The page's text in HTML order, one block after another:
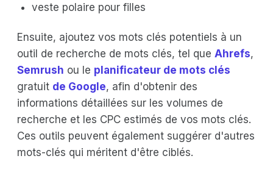
veste polaire pour filles
Ensuite, ajoutez vos mots clés potentiels à un
outil de recherche de mots clés, tel que Ahrefs,
Semrush ou le planificateur de mots clés
gratuit de Google, afin d'obtenir des
informations détaillées sur les volumes de
recherche et les CPC estimés de vos mots clés.
Ces outils peuvent également suggérer d'autres
mots-clés qui méritent d'être ciblés.